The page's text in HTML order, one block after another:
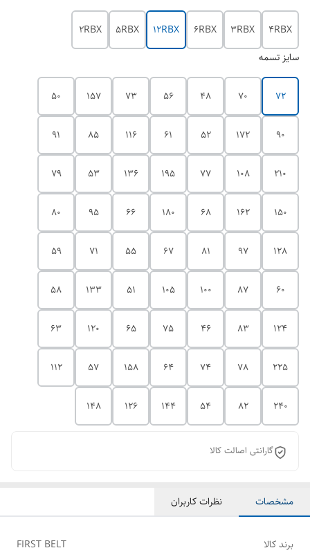
4RBX
3RBX
6RBX
12RBX
5RBX
2RBX
سایز تسمه
72
70
48
56
73
157
50
90
172
52
61
116
85
91
210
108
77
195
136
53
79
150
162
68
180
66
95
80
128
97
81
67
55
71
59
60
87
100
105
51
133
58
124
83
46
75
65
120
63
225
78
74
64
158
57
112
240
82
54
144
126
148
گارانتی اصالت کالا
مشخصات نظرات کاربران
برند کالا FIRST BELT